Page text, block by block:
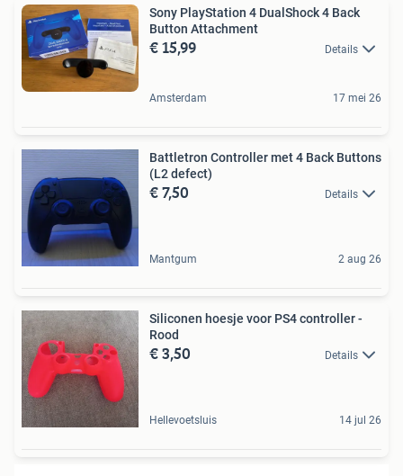
Sony PlayStation 4 DualShock 4 Back
Button Attachment
€ 15,99 Details
Amsterdam 17 mei 26
Battletron Controller met 4 Back Buttons
(L2 defect)
€ 7,50 Details
Mantgum 2 aug 26
Siliconen hoesje voor PS4 controller -
Rood
€ 3,50 Details
Hellevoetsluis 14 jul 26